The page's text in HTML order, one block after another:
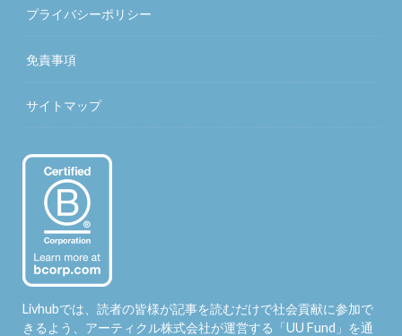
プライバシーポリシー
免責事項
サイトマップ
Livhubでは、読者の皆様が記事を読むだけで社会貢献に参加で
きるよう、アーティクル株式会社が運営する「UU Fund 」を通